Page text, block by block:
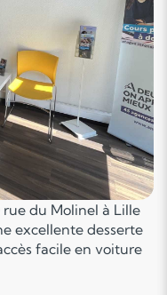
du Molinel à Lille
excellente desserte
facile en voiture